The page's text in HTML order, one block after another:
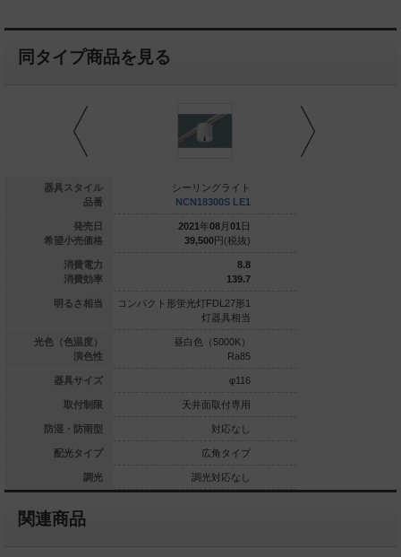
同タイプ商品を見る
器具スタイル
品番
発売日
希望小売価格
消費電力
消費効率
明るさ相当
光色（色温度）
演色性
器具サイズ
取付制限
防湿・防雨型
配光タイプ
調光
リングライト
円(税抜)
16.8
122.3
灯FHT42形1
色（3500K）
φ116
井面取付専用
対応なし
広角タイプ
シーリングライト
NCN18300S LE1
2021年08 月 01 日
39,500円(税抜)
8.8
139.7
コンパクト形蛍光灯FDL27形1
灯器具相当
昼白色（5000K）
Ra85
φ116
天井面取付専用
対応なし
広角タイプ
調光対応なし
関連商品